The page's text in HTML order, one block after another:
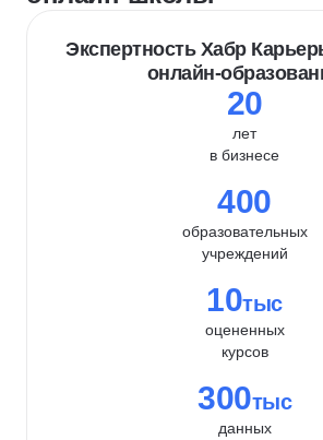
Экспертность Хабр
онлайн-
20
лет
в бизнесе
400
образовательных
учреждений
10тыс
оцененных
курсов
300тыс
данных